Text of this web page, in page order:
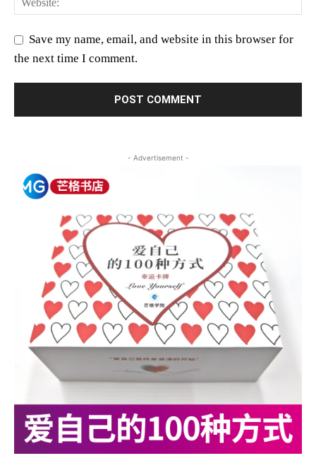
Save my name, email, and website in this browser for
the next time I comment.
- Advertisement -